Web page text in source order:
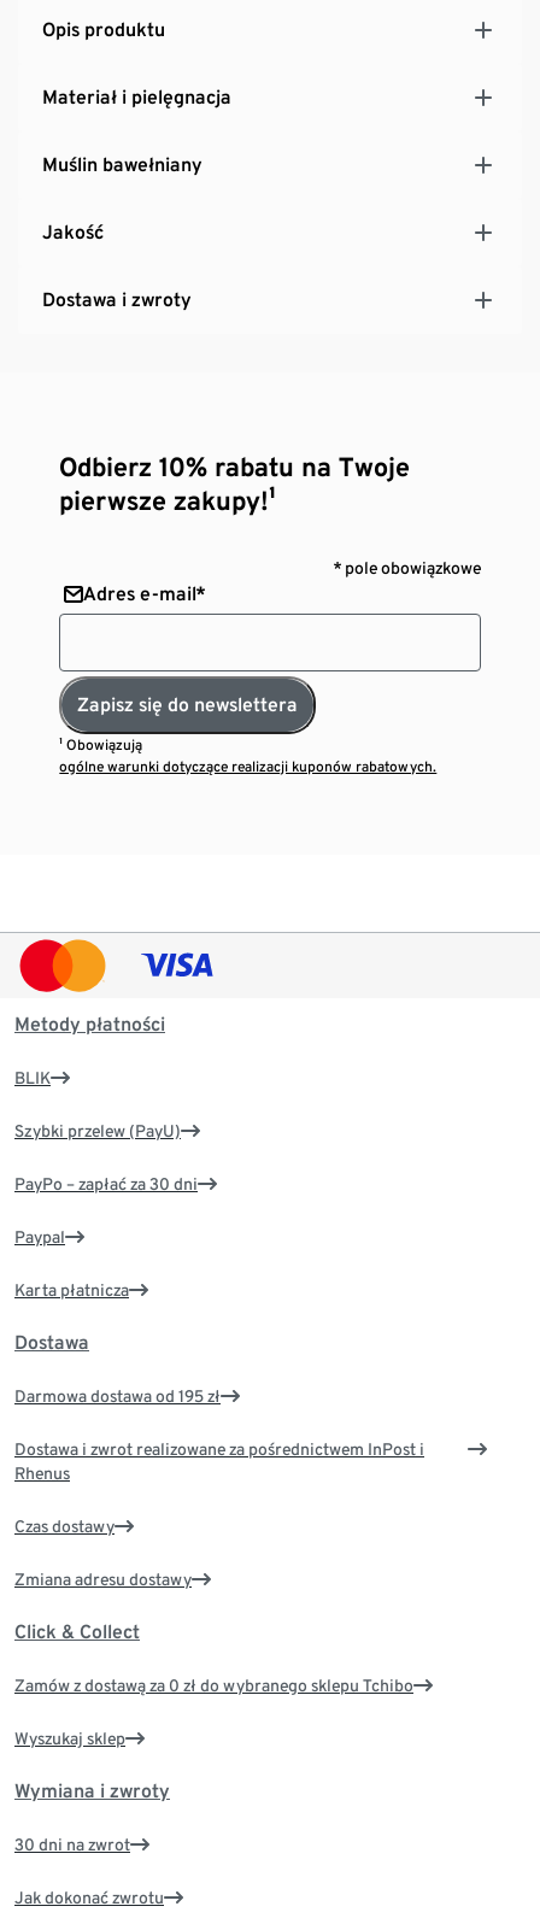
Opis produktu
Materiał i pielęgnacja
Muślin bawełniany
Jakość
Dostawa i zwroty
Odbierz 10% rabatu na Twoje
pierwsze zakupy!¹
* pole obowiązkowe
Adres e-mail*
Zapisz się do newslettera
¹ Obowiązują
ogólne warunki dotyczące realizacji kuponów rabatowych.
Metody płatności
BLIK
Szybki przelew (PayU)
PayPo – zapłać za 30 dni
Paypal
Karta płatnicza
Dostawa
Darmowa dostawa od 195 zł
Dostawa i zwrot realizowane za pośrednictwem InPost i
Rhenus
Czas dostawy
Zmiana adresu dostawy
Click & Collect
Zamów z dostawą za 0 zł do wybranego sklepu Tchibo
Wyszukaj sklep
Wymiana i zwroty
30 dni na zwrot
Jak dokonać zwrotu